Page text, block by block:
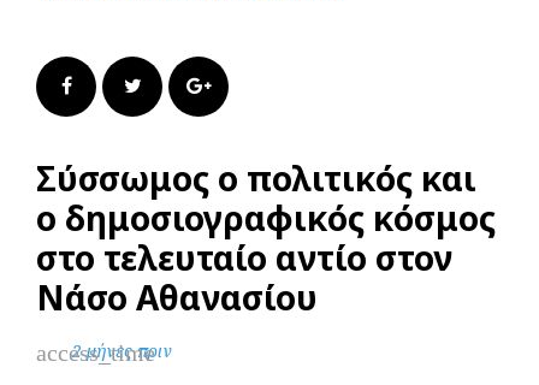
FacebookTwitter Google+
Σύσσωμος ο πολιτικός και
ο δημοσιογραφικός κόσμος
στο τελευταίο αντίο στον
Νάσο Αθανασίου
access_time
2 μήνες πριν